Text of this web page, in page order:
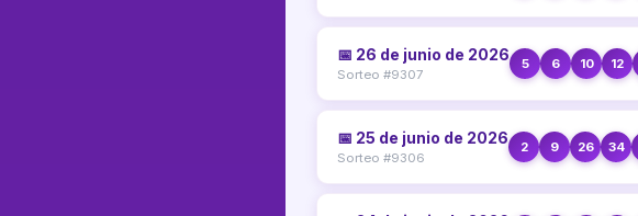
📅 26 de junio de 2026
Sorteo #9307
5 6 10 12
📅 25 de junio de 2026
Sorteo #9306
2 9 26 34